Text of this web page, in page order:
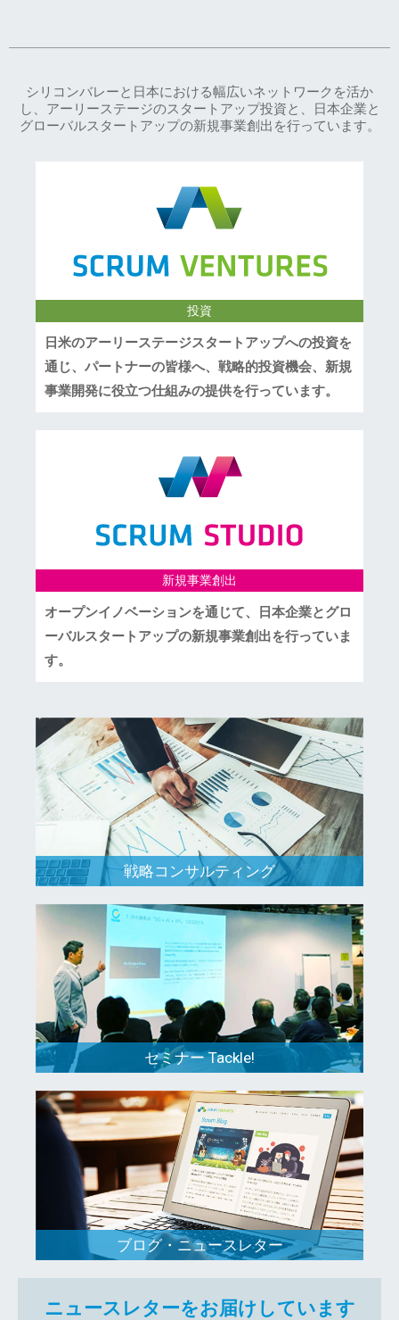
シリコンバレーと日本における幅広いネットワークを活か
し、アーリーステージのスタートアップ投資と、日本企業と
グローバルスタートアップの新規事業創出を行っています。
投資
日米のアーリーステージスタートアップへの投資を
通じ、パートナーの皆様へ、戦略的投資機会、新規
事業開発に役立つ仕組みの提供を行っています。
新規事業創出
オープンイノベーションを通じて、日本企業とグロ
ーバルスタートアップの新規事業創出を行っていま
す。
戦略コンサルティング
セミナー Tackle!
ブログ・ニュースレター
ニュースレターをお届けしています